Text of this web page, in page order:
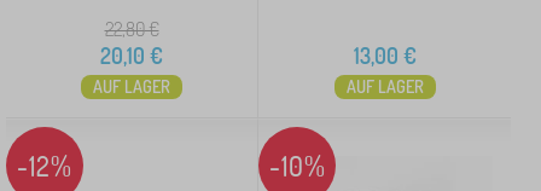
22,80€
20,10 €
AUF LAGER
13,00 €
AUF LAGER
-12% -10%